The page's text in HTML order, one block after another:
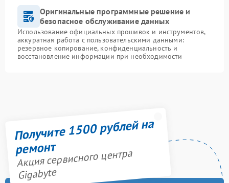
Оригинальные программные решение и
безопасное обслуживание данных
Использование официальных прошивок и инструментов,
аккуратная работа с пользовательскими данными:
резервное копирование, конфиденциальность и
восстановление информации при необходимости
Получите 1500 рублей на
ремонт
Акция сервисного центра
Gigabyte